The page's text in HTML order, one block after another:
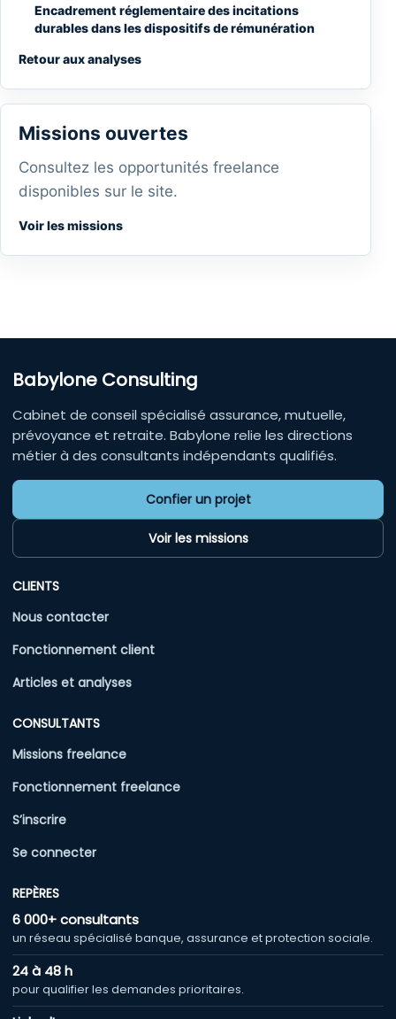
Encadrement réglementaire des incitations
durables dans les dispositifs de rémunération
Retour aux analyses
Missions ouvertes
Consultez les opportunités freelance
disponibles sur le site.
Voir les missions
Babylone Consulting
Cabinet de conseil spécialisé assurance, mutuelle,
prévoyance et retraite. Babylone relie les directions
métier à des consultants indépendants qualifiés.
Confier un projet
Voir les missions
CLIENTS
Nous contacter
Fonctionnement client
Articles et analyses
CONSULTANTS
Missions freelance
Fonctionnement freelance
S’inscrire
Se connecter
REPÈRES
6 000+ consultants
un réseau spécialisé banque, assurance et protection sociale.
24 à 48 h
pour qualifier les demandes prioritaires.